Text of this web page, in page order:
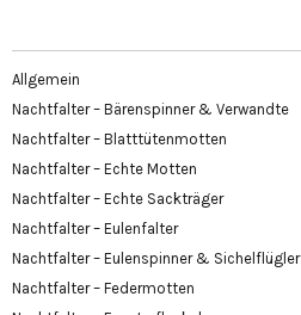
Allgemein
Nachtfalter – Bärenspinner & Verwandte
Nachtfalter – Blatttütenmotten
Nachtfalter – Echte Motten
Nachtfalter – Echte Sackträger
Nachtfalter – Eulenfalter
Nachtfalter – Eulenspinner & Sichelflügler
Nachtfalter – Federmotten